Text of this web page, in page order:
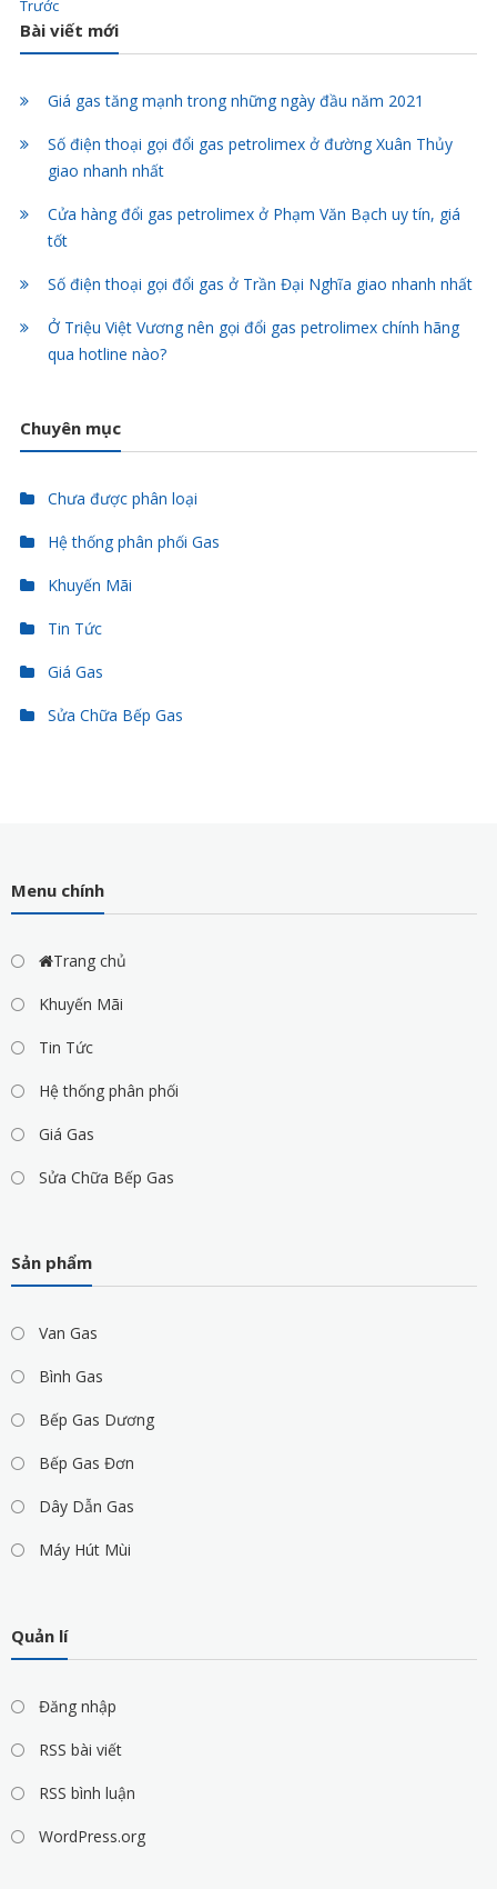
Trước
Bài viết mới
Giá gas tăng mạnh trong những ngày đầu năm 2021
Số điện thoại gọi đổi gas petrolimex ở đường Xuân Thủy
giao nhanh nhất
Cửa hàng đổi gas petrolimex ở Phạm Văn Bạch uy tín, giá
tốt
Số điện thoại gọi đổi gas ở Trần Đại Nghĩa giao nhanh nhất
Ở Triệu Việt Vương nên gọi đổi gas petrolimex chính hãng
qua hotline nào?
Chuyên mục
Chưa được phân loại
Hệ thống phân phối Gas
Khuyến Mãi
Tin Tức
Giá Gas
Sửa Chữa Bếp Gas
Menu chính
Trang chủ
Khuyến Mãi
Tin Tức
Hệ thống phân phối
Giá Gas
Sửa Chữa Bếp Gas
Sản phẩm
Van Gas
Bình Gas
Bếp Gas Dương
Bếp Gas Đơn
Dây Dẫn Gas
Máy Hút Mùi
Quản lí
Đăng nhập
RSS bài viết
RSS bình luận
WordPress.org